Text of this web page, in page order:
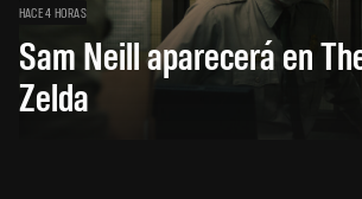
HACE 4 HORAS
Sam Neill aparecerá en
Zelda